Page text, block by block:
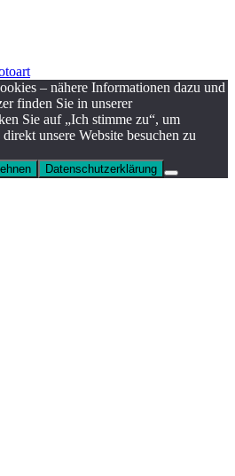
– nähere Informationen dazu und
finden Sie in unserer
Sie auf „Ich stimme zu“, um
unsere Website besuchen zu
Datenschutzerklärung